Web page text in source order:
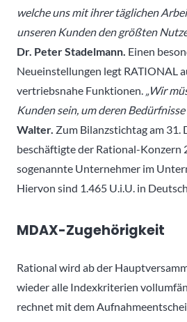
welche uns mit ihrer täglichen
unseren Kunden den größten
Dr. Peter Stadelmann. Einen
Neueinstellungen legt RATIONAL
vertriebsnahe Funktionen. „Wir
Kunden sein, um deren Bedürfnisse
Walter. Zum Bilanzstichtag am 31.
beschäftigte der Rational-Konzern
sogenannte Unternehmer im
Hiervon sind 1.465 U.i.U. in
MDAX-Zugehörigkeit
Rational wird ab der
wieder alle Indexkriterien
rechnet mit dem